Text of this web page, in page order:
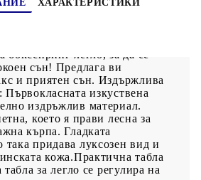
ХАРАКТЕРИСТИКИ
боксспринг легло, за да се
сън! Предлага ви
и приятен сън. Издържлива
Първокласната изкуствена
издръжлив материал.
което я прави лесна за
кърпа. Гладката
придава луксозен вид и
кожа.Практична табла
табла за легло се регулира на